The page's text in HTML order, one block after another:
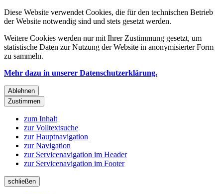
Diese Website verwendet Cookies, die für den technischen Betrieb
der Website notwendig sind und stets gesetzt werden.
Weitere Cookies werden nur mit Ihrer Zustimmung gesetzt, um
statistische Daten zur Nutzung der Website in anonymisierter Form
zu sammeln.
Mehr dazu in unserer Datenschutzerklärung.
Ablehnen
Zustimmen
zum Inhalt
zur Volltextsuche
zur Hauptnavigation
zur Navigation
zur Servicenavigation im Header
zur Servicenavigation im Footer
schließen